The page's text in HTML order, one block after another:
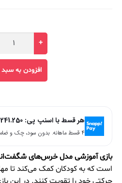
+
افزودن به سبد
هر قسط با اسنپ پی: 241.250
۴ قسط ماهانه. بدون سود، چک و ضامن.
بازی آموزشی مدل خرس‌های
است که به کودکان کمک می‌کند تا